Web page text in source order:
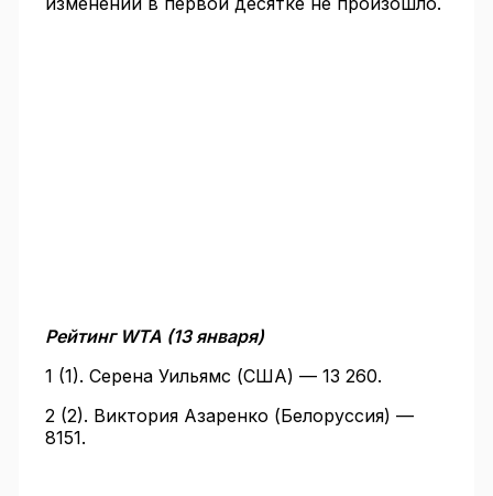
Рейтинг WTA (13 января)
1 (1). Серена Уильямс (США) — 13 260.
2 (2). Виктория Азаренко (Белоруссия) —
8151.